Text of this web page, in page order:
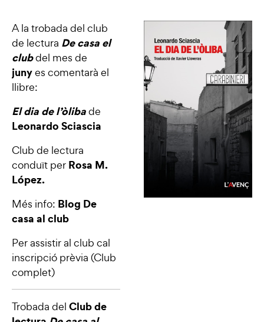
A la trobada del club
de lectura De casa el
clubdel mes de
junyes comentarà el
llibre:
El dia de l’òlibade
Leonardo Sciascia
Club de lectura
conduït per Rosa M.
López.
Més info: Blog De
casa al club
Per assistir al club cal
inscripció prèvia (Club
complet)
Trobada del Club de